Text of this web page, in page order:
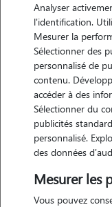
Lise
OUDON 44521
maison
Analyser
l'identification.
Mesurer la
Sélectionner des
personnalisé de
contenu.
accéder à des
Sélectionner du
publicités
personnalisé.
des données
Mesurer les
Vous pouvez